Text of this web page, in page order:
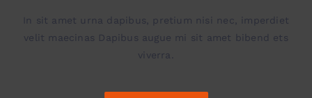
In sit amet urna dapibus, pretium nisi nec, imperdiet
velit maecinas Dapibus augue mi sit amet bibend ets
viverra.